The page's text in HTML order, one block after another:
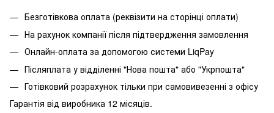
Безготівкова оплата (реквізити на сторінці оплати)
На рахунок компанії після підтвердження замовлення
Онлайн-оплата за допомогою системи LiqPay
Післяплата у відділенні "Нова пошта" або "Укрпошта"
Готівковий розрахунок тільки при самовивезенні з офісу
Гарантія від виробника 12 місяців.